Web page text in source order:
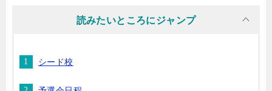
読みたいところにジャンプ
シード校